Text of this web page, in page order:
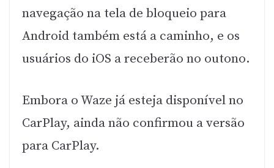
navegação na tela de bloqueio para
Android também está a caminho, e os
usuários do iOS a receberão no outono.
Embora o Waze já esteja disponível no
CarPlay, ainda não confirmou a versão
para CarPlay.